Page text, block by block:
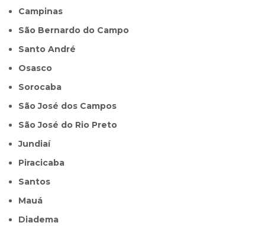
Campinas
São Bernardo do Campo
Santo André
Osasco
Sorocaba
São José dos Campos
São José do Rio Preto
Jundiaí
Piracicaba
Santos
Mauá
Diadema